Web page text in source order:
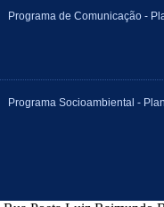
Programa de Comunicação -
Programa Socioambiental -